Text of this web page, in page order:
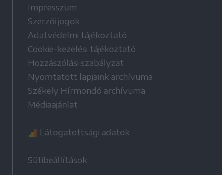
Impresszum
Szerzői jogok
Adatvédelmi tájékoztató
Cookie-kezelési tájékoztató
Hozzászólási szabályzat
Nyomtatott lapjaink archívuma
Székely Hírmondó archívuma
Médiaajánlat
Látogatottsági adatok
Sütibeállítások